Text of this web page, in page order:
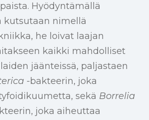
Hyödyntämällä
kutsutaan nimellä
he loivat laajan
kaikki mahdolliset
jäänteissä, paljastaen
-bakteerin, joka
sekä Borrelia
joka aiheuttaa